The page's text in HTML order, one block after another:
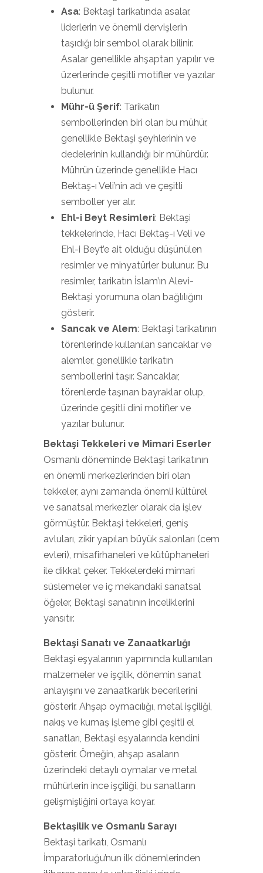
Asa: Bektaşi tarikatında asalar,
liderlerin ve önemli dervişlerin
taşıdığı bir sembol olarak bilinir.
Asalar genellikle ahşaptan yapılır ve
üzerlerinde çeşitli motifler ve yazılar
bulunur.
Mühr-ü Şerif: Tarikatın
sembollerinden biri olan bu mühür,
genellikle Bektaşi şeyhlerinin ve
dedelerinin kullandığı bir mühürdür.
Mührün üzerinde genellikle Hacı
Bektaş-ı Veli’nin adı ve çeşitli
semboller yer alır.
Ehl-i Beyt Resimleri: Bektaşi
tekkelerinde, Hacı Bektaş-ı Veli ve
Ehl-i Beyt’e ait olduğu düşünülen
resimler ve minyatürler bulunur. Bu
resimler, tarikatın İslam’ın Alevi-
Bektaşi yorumuna olan bağlılığını
gösterir.
Sancak ve Alem: Bektaşi tarikatının
törenlerinde kullanılan sancaklar ve
alemler, genellikle tarikatın
sembollerini taşır. Sancaklar,
törenlerde taşınan bayraklar olup,
üzerinde çeşitli dini motifler ve
yazılar bulunur.
Bektaşi Tekkeleri ve Mimari Eserler
Osmanlı döneminde Bektaşi tarikatının
en önemli merkezlerinden biri olan
tekkeler, aynı zamanda önemli kültürel
ve sanatsal merkezler olarak da işlev
görmüştür. Bektaşi tekkeleri, geniş
avluları, zikir yapılan büyük salonları (cem
evleri), misafirhaneleri ve kütüphaneleri
ile dikkat çeker. Tekkelerdeki mimari
süslemeler ve iç mekandaki sanatsal
öğeler, Bektaşi sanatının inceliklerini
yansıtır.
Bektaşi Sanatı ve Zanaatkarlığı
Bektaşi eşyalarının yapımında kullanılan
malzemeler ve işçilik, dönemin sanat
anlayışını ve zanaatkarlık becerilerini
gösterir. Ahşap oymacılığı, metal işçiliği,
nakış ve kumaş işleme gibi çeşitli el
sanatları, Bektaşi eşyalarında kendini
gösterir. Örneğin, ahşap asaların
üzerindeki detaylı oymalar ve metal
mühürlerin ince işçiliği, bu sanatların
gelişmişliğini ortaya koyar.
Bektaşilik ve Osmanlı Sarayı
Bektaşi tarikatı, Osmanlı
İmparatorluğu’nun ilk dönemlerinden